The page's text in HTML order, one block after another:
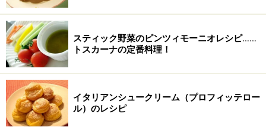
の袋が入っています。このほとんどが「ヴァニラ風」の
粉砂糖なのですが、これをパンドーロの入っている袋に
直接振り入れ、袋の口を手で押さえて振り、パンドーロ
にまんべんなくお砂糖がつくようにします。その後、袋
から取り出し、好みの大きさに切り頂くのです。
そんな「一手間」が逆にエンターテイメント性があり、
ホームパーティーなどでは喜ばれます。
スティック野菜のピンツィモーニオレシピ……
トスカーナの定番料理！
イタリアンシュークリーム（プロフィッテロー
ル）のレシピ